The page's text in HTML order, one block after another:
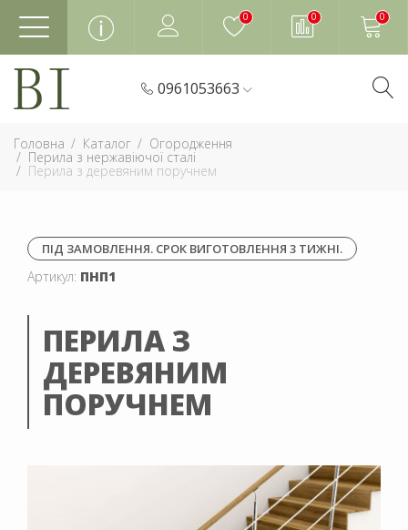
0 0 0
0961053663
Головна Каталог Огородження
Перила з нержавіючої сталі
Перила з деревяним поручнем
ПІД ЗАМОВЛЕННЯ. СРОК ВИГОТОВЛЕННЯ 3 ТИЖНІ.
Артикул: ПНП1
ПЕРИЛА З
ДЕРЕВЯНИМ
ПОРУЧНЕМ